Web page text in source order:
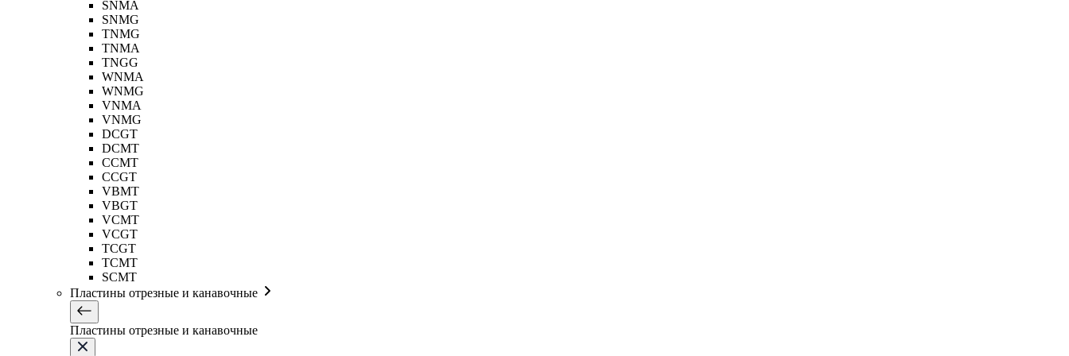
SNMA
SNMG
TNMG
TNMA
TNGG
WNMA
WNMG
VNMA
VNMG
DCGT
DCMT
CCMT
CCGT
VBMT
VBGT
VCMT
VCGT
TCGT
TCMT
SCMT
Пластины отрезные и канавочные
Пластины отрезные и канавочные